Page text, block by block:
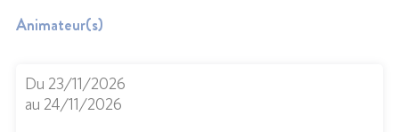
Animateur(s)
Du 23/11/2026
au 24/11/2026